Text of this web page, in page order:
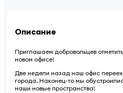
Описание
Приглашаем добровольцев
новом офисе!
Две недели назад наш офис
города. Наконец-то мы
наши новые пространства!